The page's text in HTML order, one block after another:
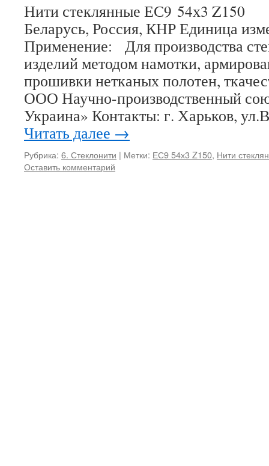
Нити стеклянные ЕС9 54х3
Беларусь, Россия, КНР Единица
Применение: Для производства
изделий методом намотки,
прошивки нетканых полотен,
ООО Научно-производственный
Украина» Контакты: г. Харьков,
Читать далее →
Рубрика: 6. Стеклонити | Метки: ЕС9 54х3 Z150, Нити
Оставить комментарий